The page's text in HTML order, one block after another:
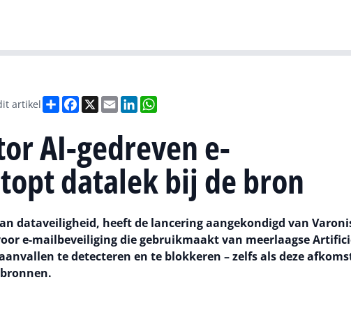
artikel DeelFacebook
X EmailLinkedIn
AI-gedreven e-
datalek bij de bron
dataveiligheid, heeft de lancering aangekondigd van
e-mailbeveiliging die gebruikmaakt van meerlaagse
te detecteren en te blokkeren – zelfs als deze